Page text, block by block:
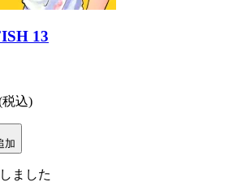
13
税込)
加
ました